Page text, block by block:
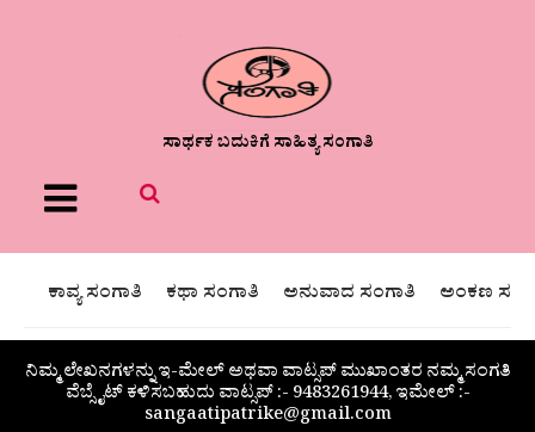
ಸಾರ್ಥಕ ಬದುಕಿಗೆ ಸಾಹಿತ್ಯ ಸಂಗಾತಿ
Menu
ಕಾವ್ಯ ಸಂಗಾತಿ ಕಥಾ ಸಂಗಾತಿ ಅನುವಾದ ಸಂಗಾತಿ ಅಂಕಣ
ನಿಮ್ಮ ಲೇಖನಗಳನ್ನು ಇ-ಮೇಲ್ ಅಥವಾ ವಾಟ್ಸಪ್ ಮುಖಾಂತರ ನಮ್ಮ ಸಂಗತಿ
ವೆಬ್ಸೈಟ್ ಕಳಿಸಬಹುದು ವಾಟ್ಸಪ್‌ :- 9483261944, ಇಮೇಲ್ :-
sangaatipatrike@gmail.com